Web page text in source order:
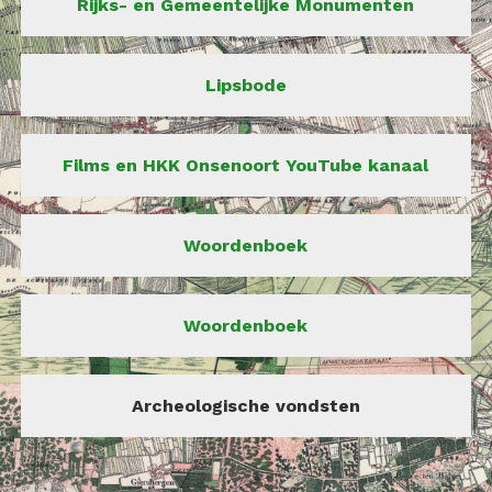
Rijks- en Gemeentelijke Monumenten
Lipsbode
Films en HKK Onsenoort YouTube kanaal
Woordenboek
Woordenboek
Archeologische vondsten